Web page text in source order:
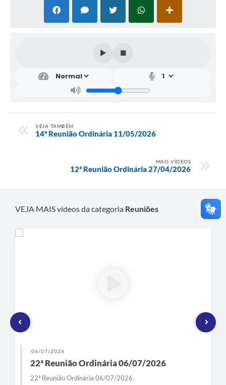
VEJA TAMBÉM
14ª Reunião Ordinária 11/05/2026
MAIS VÍDEOS
12ª Reunião Ordinária 27/04/2026
VEJA MAIS vídeos da categoria Reuniões
06/07/2026
22ª Reunião Ordinária 06/07/2026
22ª Reunião Ordinária 06/07/2026.